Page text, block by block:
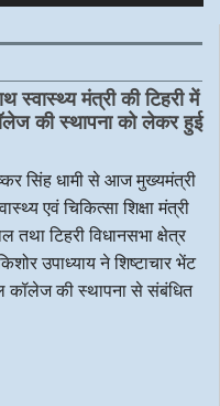
स्वास्थ्य मंत्री की टिहरी में
की स्थापना को लेकर हुई
सिंह धामी से आज मुख्यमंत्री
एवं चिकित्सा शिक्षा मंत्री
तथा टिहरी विधानसभा क्षेत्र
उपाध्याय ने शिष्टाचार भेंट
कॉलेज की स्थापना से संबंधित